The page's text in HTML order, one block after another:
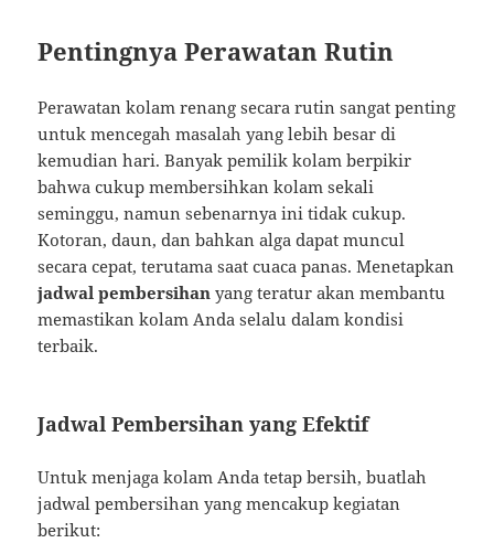
Pentingnya Perawatan Rutin
Perawatan kolam renang secara rutin sangat penting
untuk mencegah masalah yang lebih besar di
kemudian hari. Banyak pemilik kolam berpikir
bahwa cukup membersihkan kolam sekali
seminggu, namun sebenarnya ini tidak cukup.
Kotoran, daun, dan bahkan alga dapat muncul
secara cepat, terutama saat cuaca panas. Menetapkan
jadwal pembersihan yang teratur akan membantu
memastikan kolam Anda selalu dalam kondisi
terbaik.
Jadwal Pembersihan yang Efektif
Untuk menjaga kolam Anda tetap bersih, buatlah
jadwal pembersihan yang mencakup kegiatan
berikut: